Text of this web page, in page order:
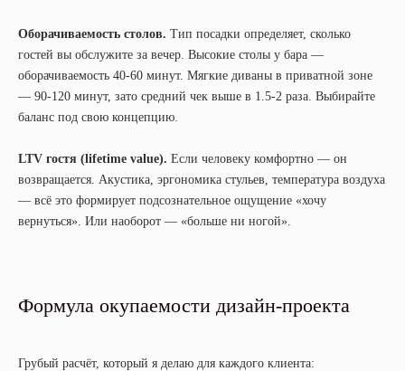
Оборачиваемость столов. Тип посадки определяет, сколько
гостей вы обслужите за вечер. Высокие столы у бара —
оборачиваемость 40-60 минут. Мягкие диваны в приватной зоне
— 90-120 минут, зато средний чек выше в 1.5-2 раза. Выбирайте
баланс под свою концепцию.
LTV гостя (lifetime value). Если человеку комфортно — он
возвращается. Акустика, эргономика стульев, температура воздуха
— всё это формирует подсознательное ощущение «хочу
вернуться». Или наоборот — «больше ни ногой».
Формула окупаемости дизайн-проекта
Грубый расчёт, который я делаю для каждого клиента: